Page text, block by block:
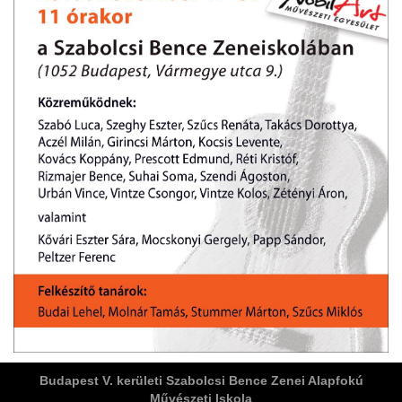
Budapest V. kerületi Szabolcsi Bence Zenei Alapfokú
Művészeti Iskola